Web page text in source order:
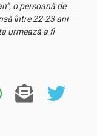
o persoană de
între 22-23 ani
urmează a fi